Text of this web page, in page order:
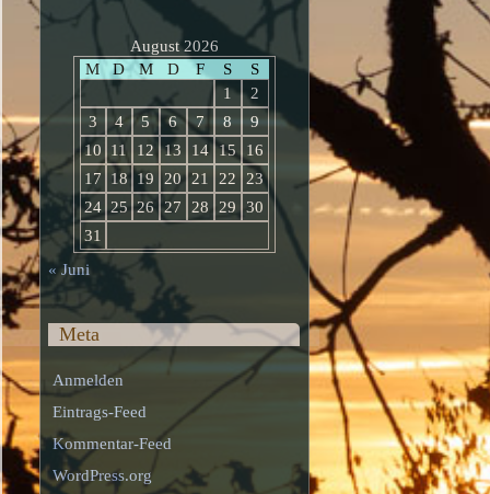
August 2026
M
D M D F S
S
1
2
3
4 5 6 7 8
9
10
11 12 13 14 15
16
17
18 19 20 21 22
23
24 25 26 27 28 29
30
31
« Juni
Meta
Anmelden
Eintrags-Feed
Kommentar-Feed
WordPress.org